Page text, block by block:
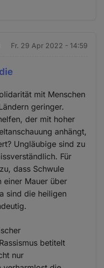
Fr. 29 Apr 2022 - 14:59
mit Menschen
geringer.
der mit hoher
anhängt,
Ungläubige sind zu
Für
dass Schwule
einer Mauer über
sind die heiligen
betitelt
nur